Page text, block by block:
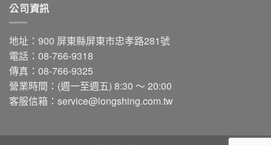
公司資訊
地址：900 屏東縣屏東市忠孝路281號
電話：08-766-9318
傳真：08-766-9325
營業時間：(週一至週五) 8:30 ～ 20:00
客服信箱： service@longshing.com.tw